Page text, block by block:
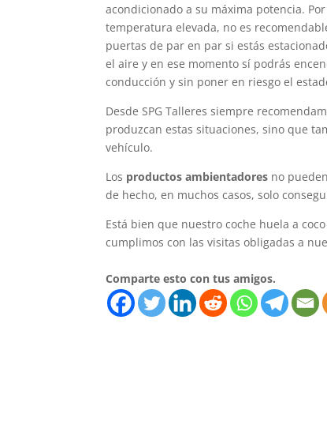
acondicionado a su máxima potencia.
temperatura elevada, no es
puertas de par en par si estás
el aire y en ese momento sí podrás
conducción y sin poner en riesgo el
Desde SPG Talleres siempre
produzcan estas situaciones, sino que
vehículo.
Los productos ambientadores no
de hecho, en muchos casos, solo
Está bien que nuestro coche huela a
cumplimos con las visitas obligadas a
Comparte esto con tus amigos.